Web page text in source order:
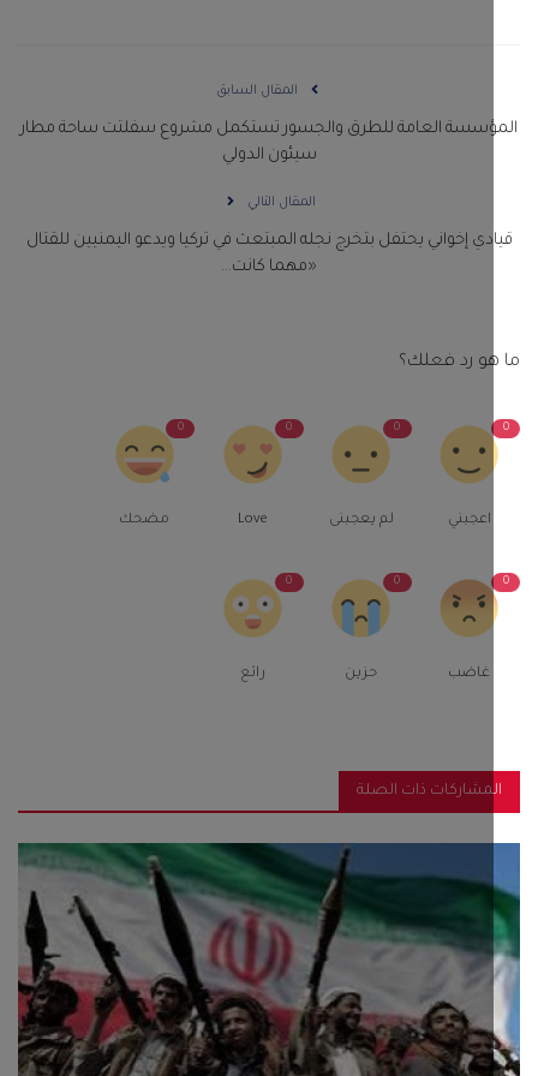
المقال السابق
العامة للطرق والجسور تستكمل مشروع سفلتت ساحة مطار
سيئون الدولي
المقال التالي
إخواني يحتفل بتخرج نجله المبتعث في تركيا ويدعو اليمنيين للقتال
«مهما كانت...
رد فعلك؟
لم يعجبنى مضحك
ذات الصلة